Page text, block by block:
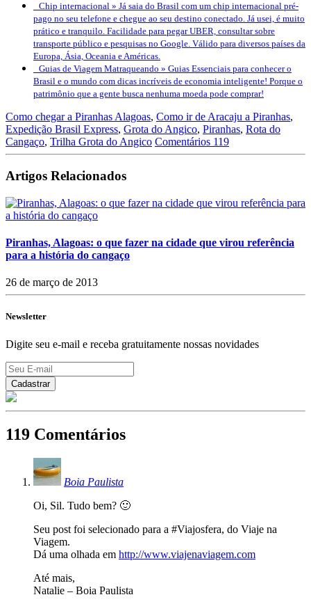
Chip internacional » Já saia do Brasil com um chip internacional pré-
pago no seu telefone e chegue ao seu destino conectado. Já usei, é muito
prático e tranquilo. Facilidade para pegar UBER, consultar sobre
transporte público e pesquisas no Google. Válido para diversos países da
Europa, Ásia, Oceania e Américas.
Guias de Viagem Matraqueando » Guias Essenciais para conhecer o
Brasil e o mundo com dicas incríveis de economia inteligente! Porque o
patrimônio que a gente busca nenhuma moeda pode comprar!
Como chegar a Piranhas Alagoas, Como ir de Aracaju a Piranhas,
Expedição Brasil Express, Grota do Angico, Piranhas, Rota do
Cangaço, Trilha Grota do Angico Comentários 119
Artigos Relacionados
Piranhas, Alagoas: o que fazer na cidade que virou referência
para a história do cangaço
26 de março de 2013
Newsletter
Digite seu e-mail e receba gratuitamente nossas novidades
119 Comentários
Boia Paulista
Oi, Sil. Tudo bem? 🙂
Seu post foi selecionado para a #Viajosfera, do Viaje na
Viagem.
Dá uma olhada em http://www.viajenaviagem.com
Até mais,
Natalie – Boia Paulista